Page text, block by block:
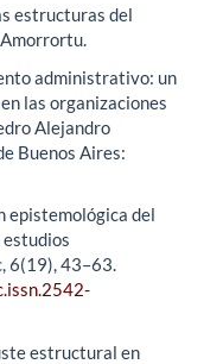
estructuras del
Amorrortu.
administrativo: un
las organizaciones
Alejandro
Buenos Aires:
epistemológica del
6(19), 43–63.
estructural en